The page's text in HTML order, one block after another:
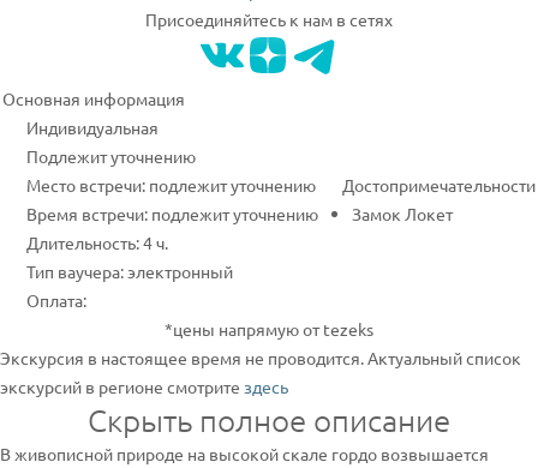
Присоединяйтесь к нам в сетях
Основная информация
Индивидуальная
Подлежит уточнению
Место встречи: подлежит уточнению
Время встречи: подлежит уточнению
Длительность: 4 ч.
Тип ваучера: электронный
Оплата:
Достопримечательности
Замок Локет
*цены напрямую от tezeks
Экскурсия в настоящее время не проводится. Актуальный список
экскурсий в регионе смотрите здесь
Скрыть полное описание
В живописной природе на высокой скале гордо возвышается